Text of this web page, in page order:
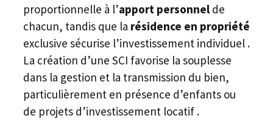
proportionnelle à l’apport personnel de
chacun, tandis que la résidence en propriété
exclusive sécurise l’investissement individuel .
La création d’une SCI favorise la souplesse
dans la gestion et la transmission du bien,
particulièrement en présence d’enfants ou
de projets d’investissement locatif .